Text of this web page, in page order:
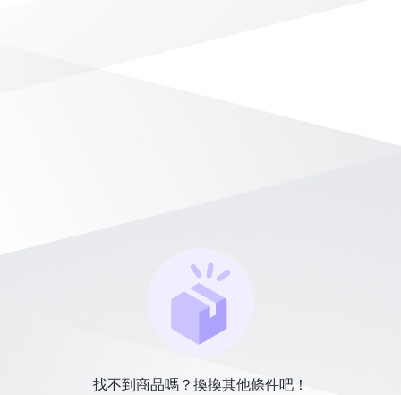
找不到商品嗎？換換其他條件吧！